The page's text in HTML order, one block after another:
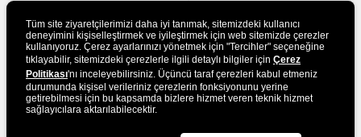
UYGULAMAMIZI İNDİRİN
Tüm site ziyaretçilerimizi daha iyi tanımak, sitemizdeki kullanıcı
deneyimini kişiselleştirmek ve iyileştirmek için web sitemizde çerezler
kullanıyoruz. Çerez ayarlarınızı yönetmek için "Tercihler" seçeneğine
tıklayabilir, sitemizdeki çerezlerle ilgili detaylı bilgiler için Çerez
Politikası'nı inceleyebilirsiniz. Üçüncü taraf çerezleri kabul etmeniz
durumunda kişisel verileriniz çerezlerin fonksiyonunu yerine
getirebilmesi için bu kapsamda bizlere hizmet veren teknik hizmet
sağlayıcılara aktarılabilecektir.